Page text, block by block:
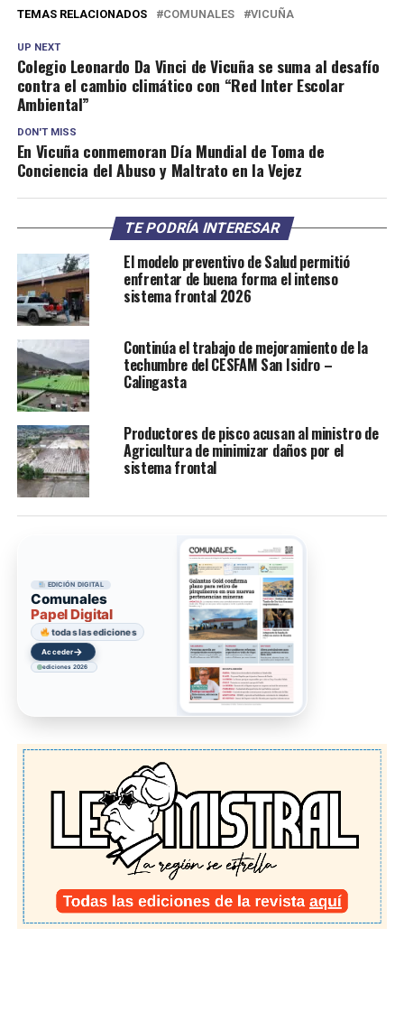
TEMAS RELACIONADOS COMUNALES VICUÑA
UP NEXT
Colegio Leonardo Da Vinci de Vicuña se suma al desafío
contra el cambio climático con “Red Inter Escolar
Ambiental”
DON'T MISS
En Vicuña conmemoran Día Mundial de Toma de
Conciencia del Abuso y Maltrato en la Vejez
TE PODRÍA INTERESAR
El modelo preventivo de Salud permitió
enfrentar de buena forma el intenso
sistema frontal 2026
Continúa el trabajo de mejoramiento de la
techumbre del CESFAM San Isidro –
Calingasta
Productores de pisco acusan al ministro de
Agricultura de minimizar daños por el
sistema frontal
EDICIÓN DIGITAL
Comunales
Papel Digital
todas las ediciones
Acceder→
ediciones 2026